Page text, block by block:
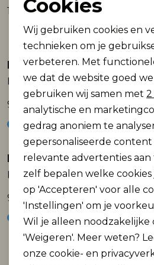
17,99
Petrol Industries
Men Underwear Boxer
9,99
Petrol Industries
Men Underwear Boxer
9,99
Noodzakelijke cookies
Personalisatie cookies
Analytische cookies
Marketing cookies
Cookies
Wij gebruiken cookies en
technieken om je
verbeteren. Met
we dat de website goed
gebruiken wij samen met
analytische en
gedrag anoniem te
gepersonaliseerde
relevante advertenties
zelf bepalen welke
op 'Accepteren' voor alle
'Instellingen' om je
Wil je alleen noodzakelijke
'Weigeren'. Meer weten?
onze cookie- en